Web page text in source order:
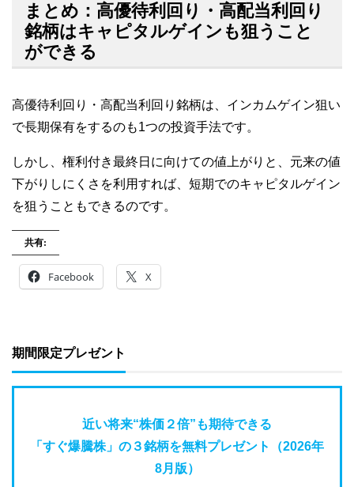
まとめ：高優待利回り・高配当利回り
銘柄はキャピタルゲインも狙うこと
ができる
高優待利回り・高配当利回り銘柄は、インカムゲイン狙い
で長期保有をするのも1つの投資手法です。
しかし、権利付き最終日に向けての値上がりと、元来の値
下がりしにくさを利用すれば、短期でのキャピタルゲイン
を狙うこともできるのです。
共有:
Facebook X
期間限定プレゼント
近い将来“株価２倍”も期待できる
「すぐ爆騰株」の３銘柄を無料プレゼント（2026年
8月版）